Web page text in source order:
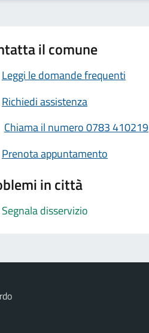
il comune
Leggi le domande frequenti
Richiedi assistenza
Chiama il numero 0783 410219
Prenota appuntamento
in città
Segnala disservizio